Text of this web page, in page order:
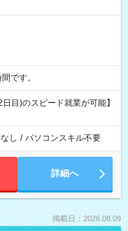
時間です。
目)のスピード就業が可能】
し / パソコンスキル不要
詳細へ
掲載日：2026.08.09